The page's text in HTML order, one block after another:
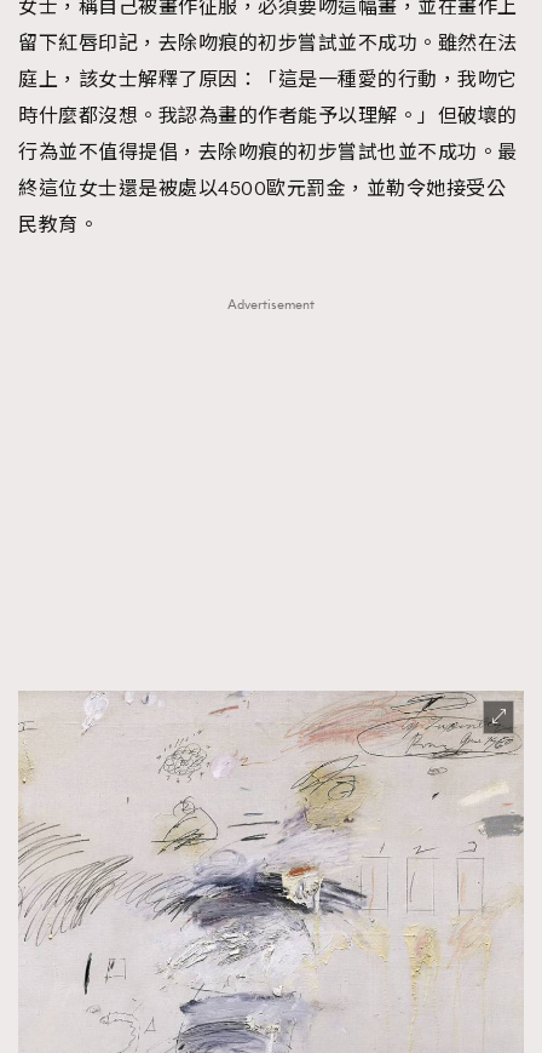
女士，稱自己被畫作征服，必須要吻這幅畫，並在畫作上
留下紅唇印記，去除吻痕的初步嘗試並不成功。雖然在法
庭上，該女士解釋了原因：「這是一種愛的行動，我吻它
時什麼都沒想。我認為畫的作者能予以理解。」但破壞的
行為並不值得提倡，去除吻痕的初步嘗試也並不成功。最
終這位女士還是被處以4500歐元罰金，並勒令她接受公
民教育。
Advertisement